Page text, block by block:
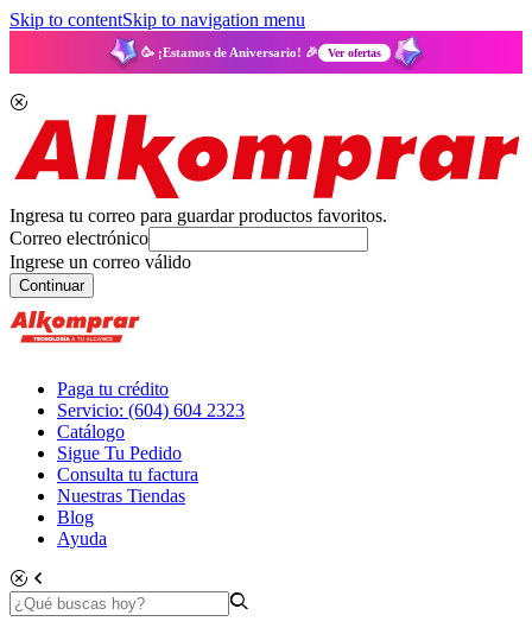
Skip to contentSkip to navigation menu
🥳 ¡Estamos de Aniversario! 🎉 Ver ofertas
Ingresa tu correo para guardar productos favoritos.
Correo electrónico
Ingrese un correo válido
Continuar
Paga tu crédito
Servicio: (604) 604 2323
Catálogo
Sigue Tu Pedido
Consulta tu factura
Nuestras Tiendas
Blog
Ayuda